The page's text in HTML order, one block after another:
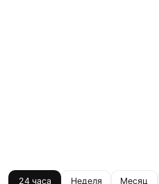
24 часа Неделя Месяц